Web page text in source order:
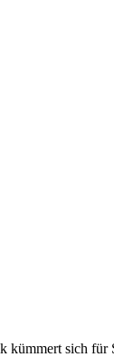
kümmert sich für